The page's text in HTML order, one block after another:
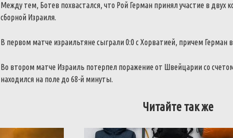
Между тем, Ботев похвастался, что Рой Герман принял участие в
сборной Израиля.
В первом матче израильтяне сыграли 0:0 с Хорватией, причем
Во втором матче Израиль потерпел поражение от Швейцарии со
находился на поле до 68-й минуты.
Читайте так же